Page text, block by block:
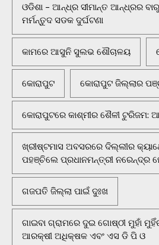
ଓଡିଶା - ଆନ୍ଧ୍ର ସୀମାନ୍ତ ଆନ୍ଧ୍ରର
ମର୍ମନ୍ତୁଦ ସଡକ ଦୁର୍ଘଟଣା
କାମରେ ଆସୁନି ସୁଲଭ ଶୌଚାଳୟ
କୋରାପୁଟ କୋରାପୁଟ ଜିଲ୍ଲାର
କୋରାପୁଟରେ କାଶ୍ମୀର ଶୈଳୀ ଟୁରିଜମ:
ଖ୍ରୀଷ୍ଟମାସ ଅବସରରେ ଦିଲ୍ଲୀର
ପହଞ୍ଚିଲେ ପ୍ରଧାନମନ୍ତ୍ରୀ ନରେନ୍ଦ୍ର
ଗଜପତି ଜିଲ୍ଲା ପାଇଁ ଦୁଃଖ
ଗାଇବା ଗ୍ରାମରେ ଦୁଇ ଗୋଷ୍ଠୀ ମୁହାଁ
ଆରକ୍ଷୀ ଅଧିକ୍ଷକ ଏବଂ ଏସ ଡି ପି ଓ